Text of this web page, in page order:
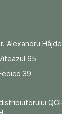
Alexandru
65
39